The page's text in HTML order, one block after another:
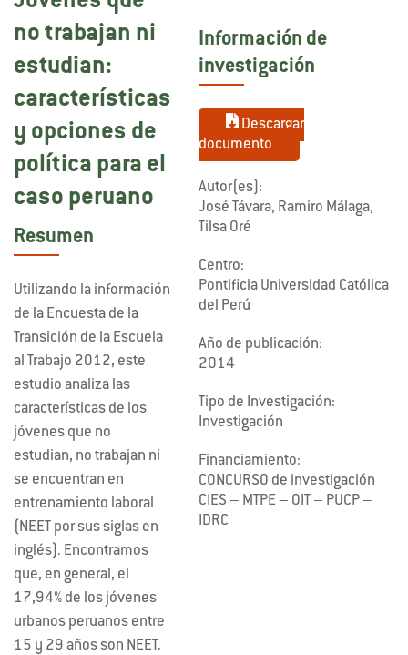
no trabajan ni
estudian:
características
y opciones de
política para el
caso peruano
Resumen
Utilizando la información
de la Encuesta de la
Transición de la Escuela
al Trabajo 2012, este
estudio analiza las
características de los
jóvenes que no
estudian, no trabajan ni
se encuentran en
entrenamiento laboral
(NEET por sus siglas en
inglés). Encontramos
que, en general, el
17,94% de los jóvenes
urbanos peruanos entre
15 y 29 años son NEET.
Información de
investigación
Descargar
documento
Autor(es):
José Távara, Ramiro Málaga,
Tilsa Oré
Centro:
Pontificia Universidad Católica
del Perú
Año de publicación:
2014
Tipo de Investigación:
Investigación
Financiamiento:
CONCURSO de investigación
CIES – MTPE – OIT – PUCP –
IDRC